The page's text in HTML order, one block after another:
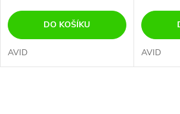
DO KOŠÍKU
AVID AVID